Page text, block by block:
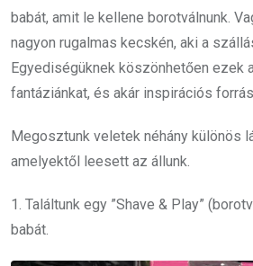
babát, amit le kellene borotválnunk.
nagyon rugalmas kecskén, aki a
Egyediségüknek köszönhetően ezek
fantáziánkat, és akár inspirációs
Megosztunk veletek néhány különös
amelyektől leesett az állunk.
1. Találtunk egy ”Shave & Play”
babát.